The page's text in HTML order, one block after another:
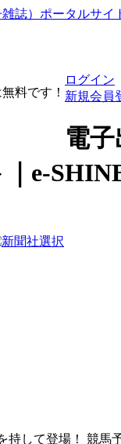
料です！
ログイン
新規会員
電
e-
持して登場！ 競